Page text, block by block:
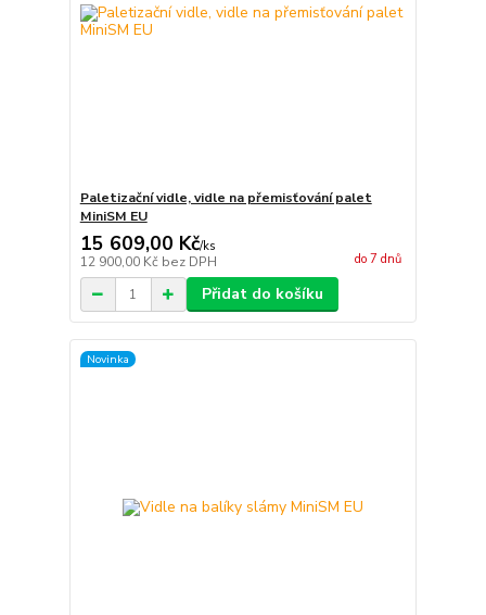
Paletizační vidle, vidle na přemisťování palet
MiniSM EU
15 609,00 Kč/ks
12 900,00 Kč bez DPH do 7 dnů
Přidat do košíku
Novinka